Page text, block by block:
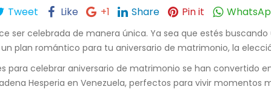
Tweet Like +1 Share Pin it
ser celebrada de manera única. Ya sea que estés
plan romántico para tu aniversario de matrimonio, la
para celebrar aniversario de matrimonio se han convertido
Hesperia en Venezuela, perfectos para vivir momentos